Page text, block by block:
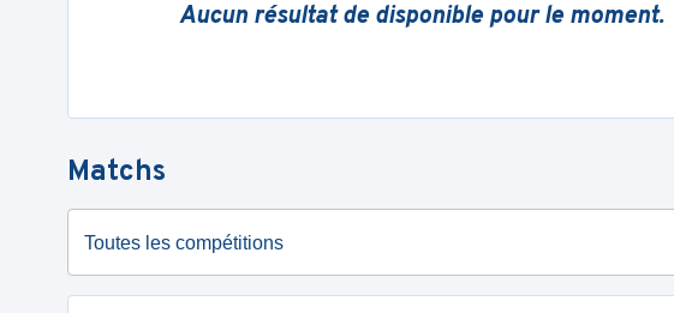
Aucun résultat de disponible pour le moment.
Matchs
Toutes les compétitions